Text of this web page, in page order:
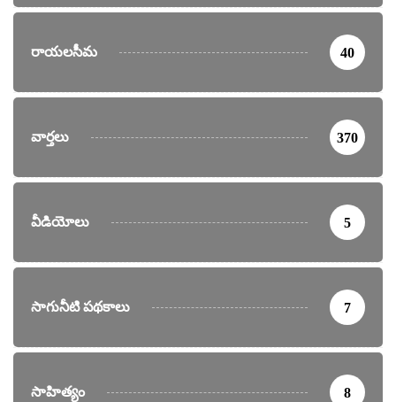
రాయలసీమ 40
వార్తలు 370
వీడియోలు 5
సాగునీటి పథకాలు 7
సాహిత్యం 8